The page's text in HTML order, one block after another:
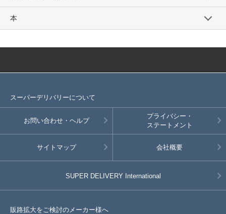
本
スーパーデリバリーについて
お問い合わせ・ヘルプ
プライバシー・
ステートメント
サイトマップ 会社概要
SUPER DELIVERY International
販路拡大をご検討のメーカー様へ